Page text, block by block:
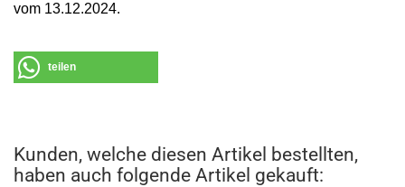
vom 13.12.2024.
teilen
Kunden, welche diesen Artikel bestellten,
haben auch folgende Artikel gekauft: